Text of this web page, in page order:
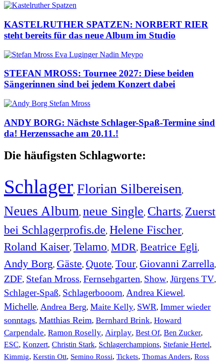
KASTELRUTHER SPATZEN: NORBERT RIER
steht bereits für das neue Album im Studio
STEFAN MROSS: Tournee 2027: Diese beiden
Sängerinnen sind bei jedem Konzert dabei
ANDY BORG: Nächste Schlager-Spaß-Termine sind
da! Herzenssache am 20.11.!
Die häufigsten Schlagworte:
Schlager, Florian Silbereisen,
Neues Album, neue Single, Charts, Zuerst
bei Schlagerprofis.de, Helene Fischer,
Roland Kaiser, Telamo, MDR, Beatrice Egli,
Andy Borg, Gäste, Quote, Tour, Giovanni Zarrella,
ZDF, Stefan Mross, Fernsehgarten, Show, Jürgens TV,
Schlager-Spaß, Schlagerbooom, Andrea Kiewel,
Michelle, Andrea Berg, Maite Kelly, SWR, Immer wieder
sonntags, Matthias Reim, Bernhard Brink, Howard
Carpendale, Ramon Roselly, Airplay, Best Of, Ben Zucker,
ESC, Konzert, Christin Stark, Schlagerchampions, Stefanie Hertel,
Kimmig, Kerstin Ott, Semino Rossi, Tickets, Thomas Anders, Ross